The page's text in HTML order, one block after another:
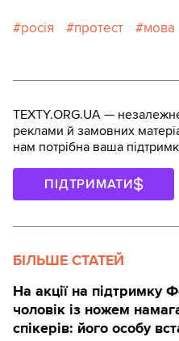
росія протест мова
TEXTY.ORG.UA —
реклами й замовних
нам потрібна ваша
ПІДТРИМАТИ
БІЛЬШЕ СТАТЕЙ
На акції на підтримку
чоловік із ножем
спікерів: його особу